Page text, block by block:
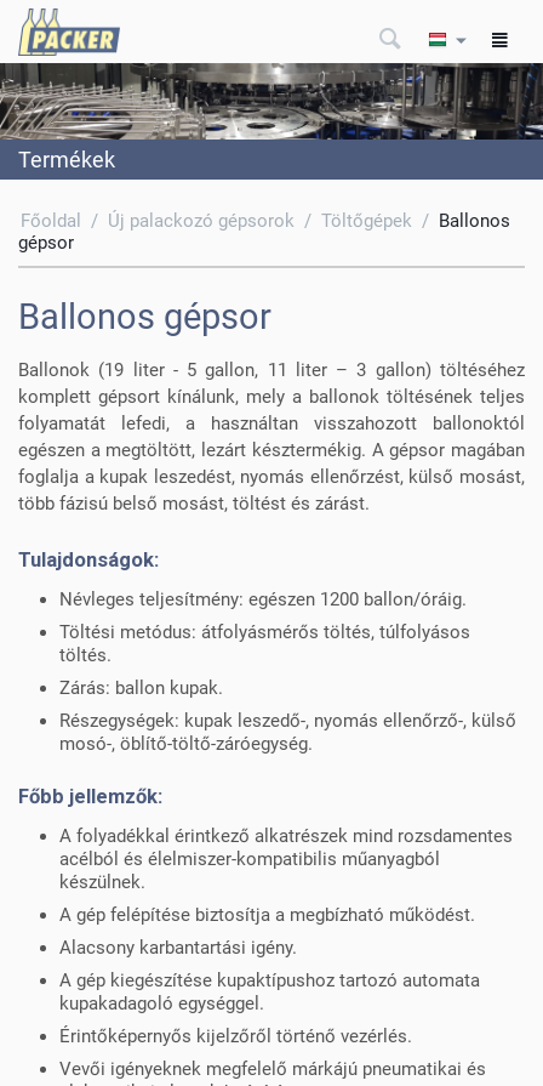
Termékek
Főoldal / Új palackozó gépsorok / Töltőgépek / Ballonos
gépsor
Ballonos gépsor
Ballonok (19 liter - 5 gallon, 11 liter – 3 gallon) töltéséhez
komplett gépsort kínálunk, mely a ballonok töltésének teljes
folyamatát lefedi, a használtan visszahozott ballonoktól
egészen a megtöltött, lezárt késztermékig. A gépsor magában
foglalja a kupak leszedést, nyomás ellenőrzést, külső mosást,
több fázisú belső mosást, töltést és zárást.
Tulajdonságok:
Névleges teljesítmény: egészen 1200 ballon/óráig.
Töltési metódus: átfolyásmérős töltés, túlfolyásos
töltés.
Zárás: ballon kupak.
Részegységek: kupak leszedő-, nyomás ellenőrző-, külső
mosó-, öblítő-töltő-záróegység.
Főbb jellemzők:
A folyadékkal érintkező alkatrészek mind rozsdamentes
acélból és élelmiszer-kompatibilis műanyagból
készülnek.
A gép felépítése biztosítja a megbízható működést.
Alacsony karbantartási igény.
A gép kiegészítése kupaktípushoz tartozó automata
kupakadagoló egységgel.
Érintőképernyős kijelzőről történő vezérlés.
Vevői igényeknek megfelelő márkájú pneumatikai és